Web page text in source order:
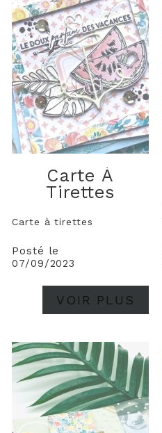
Carte À
Tirettes
Carte à tirettes
Posté le
07/09/2023
VOIR PLUS